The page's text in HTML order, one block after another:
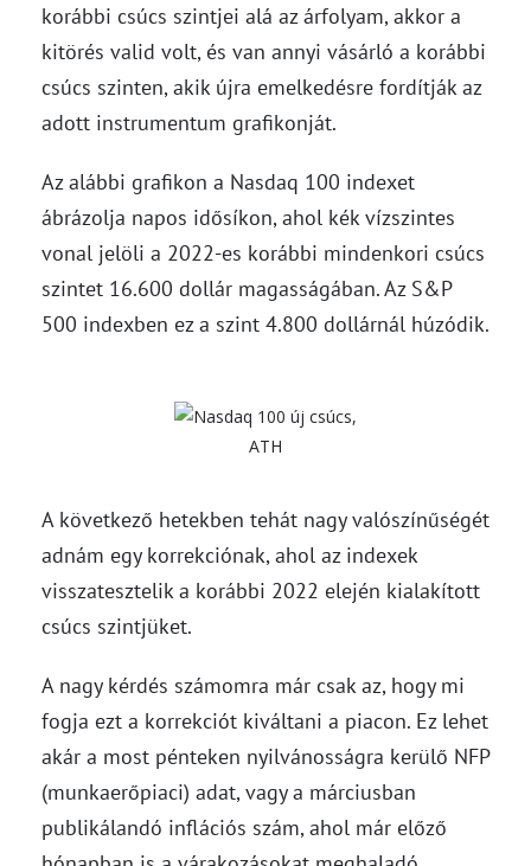
korábbi csúcs szintjei alá az árfolyam, akkor a
kitörés valid volt, és van annyi vásárló a korábbi
csúcs szinten, akik újra emelkedésre fordítják az
adott instrumentum grafikonját.
Az alábbi grafikon a Nasdaq 100 indexet
ábrázolja napos idősíkon, ahol kék vízszintes
vonal jelöli a 2022-es korábbi mindenkori csúcs
szintet 16.600 dollár magasságában. Az S&P
500 indexben ez a szint 4.800 dollárnál húzódik.
A következő hetekben tehát nagy valószínűségét
adnám egy korrekciónak, ahol az indexek
visszatesztelik a korábbi 2022 elején kialakított
csúcs szintjüket.
A nagy kérdés számomra már csak az, hogy mi
fogja ezt a korrekciót kiváltani a piacon. Ez lehet
akár a most pénteken nyilvánosságra kerülő NFP
(munkaerőpiaci) adat, vagy a márciusban
publikálandó inflációs szám, ahol már előző